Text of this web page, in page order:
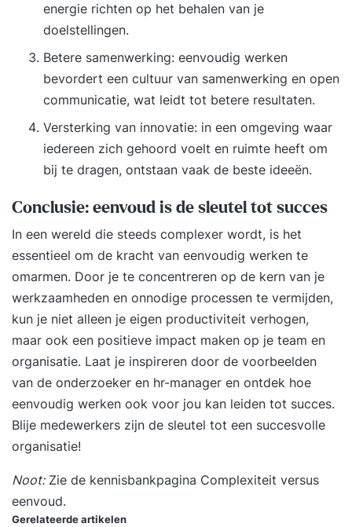
energie richten op het behalen van je
doelstellingen.
Betere samenwerking: eenvoudig werken
bevordert een cultuur van samenwerking en open
communicatie, wat leidt tot betere resultaten.
Versterking van innovatie: in een omgeving waar
iedereen zich gehoord voelt en ruimte heeft om
bij te dragen, ontstaan vaak de beste ideeën.
Conclusie: eenvoud is de sleutel tot succes
In een wereld die steeds complexer wordt, is het
essentieel om de kracht van eenvoudig werken te
omarmen. Door je te concentreren op de kern van je
werkzaamheden en onnodige processen te vermijden,
kun je niet alleen je eigen productiviteit verhogen,
maar ook een positieve impact maken op je team en
organisatie. Laat je inspireren door de voorbeelden
van de onderzoeker en hr-manager en ontdek hoe
eenvoudig werken ook voor jou kan leiden tot succes.
Blije medewerkers zijn de sleutel tot een succesvolle
organisatie!
Noot:Zie de kennisbankpagina Complexiteit versus
eenvoud.
Gerelateerde artikelen